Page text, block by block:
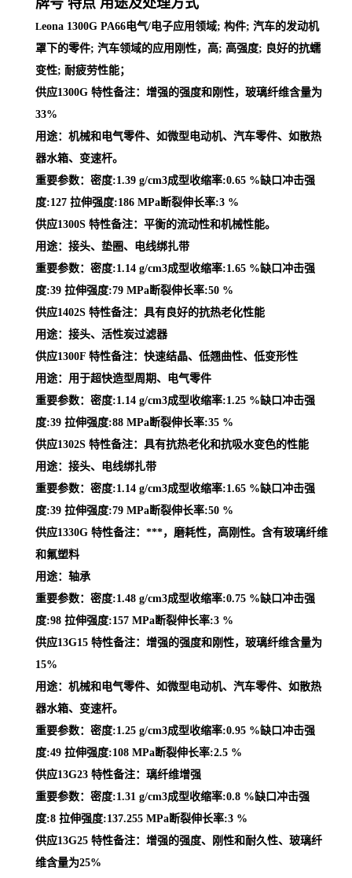
牌号 特点 用途及处理方式
Leona 1300G PA66电气/电子应用领域; 构件; 汽车的发动机
罩下的零件; 汽车领域的应用刚性，高; 高强度; 良好的抗蠕
变性; 耐疲劳性能；
供应1300G 特性备注：增强的强度和刚性，玻璃纤维含量为
33%
用途：机械和电气零件、如微型电动机、汽车零件、如散热
器水箱、变速杆。
重要参数：密度:1.39 g/cm3成型收缩率:0.65 %缺口冲击强
度:127 拉伸强度:186 MPa断裂伸长率:3 %
供应1300S 特性备注：平衡的流动性和机械性能。
用途：接头、垫圈、电线绑扎带
重要参数：密度:1.14 g/cm3成型收缩率:1.65 %缺口冲击强
度:39 拉伸强度:79 MPa断裂伸长率:50 %
供应1402S 特性备注：具有良好的抗热老化性能
用途：接头、活性炭过滤器
供应1300F 特性备注：快速结晶、低翘曲性、低变形性
用途：用于超快造型周期、电气零件
重要参数：密度:1.14 g/cm3成型收缩率:1.25 %缺口冲击强
度:39 拉伸强度:88 MPa断裂伸长率:35 %
供应1302S 特性备注：具有抗热老化和抗吸水变色的性能
用途：接头、电线绑扎带
重要参数：密度:1.14 g/cm3成型收缩率:1.65 %缺口冲击强
度:39 拉伸强度:79 MPa断裂伸长率:50 %
供应1330G 特性备注：***，磨耗性，高刚性。含有玻璃纤维
和氟塑料
用途：轴承
重要参数：密度:1.48 g/cm3成型收缩率:0.75 %缺口冲击强
度:98 拉伸强度:157 MPa断裂伸长率:3 %
供应13G15 特性备注：增强的强度和刚性，玻璃纤维含量为
15%
用途：机械和电气零件、如微型电动机、汽车零件、如散热
器水箱、变速杆。
重要参数：密度:1.25 g/cm3成型收缩率:0.95 %缺口冲击强
度:49 拉伸强度:108 MPa断裂伸长率:2.5 %
供应13G23 特性备注：璃纤维增强
重要参数：密度:1.31 g/cm3成型收缩率:0.8 %缺口冲击强
度:8 拉伸强度:137.255 MPa断裂伸长率:3 %
供应13G25 特性备注：增强的强度、刚性和耐久性、玻璃纤
维含量为25%